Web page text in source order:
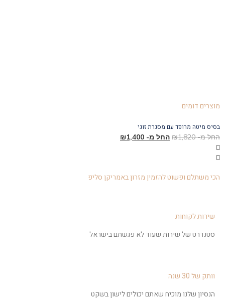
מוצרים דומים
בסיס מיטה מרופד עם מסגרת זוגי
החל מ-
₪1,820 החל מ- ₪1,400
הכי משתלם ופשוט להזמין מזרון באמריקן סליפ
שירות לקוחות
סטנדרט של שירות שעוד לא פגשתם בישראל
וותק של 30 שנה
הנסיון שלנו מוכיח שאתם יכולים לישון בשקט